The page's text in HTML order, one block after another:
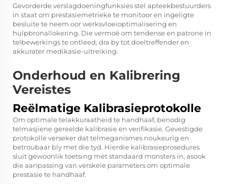
Gevorderde verslagdoeningfunksies stel apteekbestuurders
in staat om prestasiemetrieke te monitoor en ingeligte
besluite te neem oor werksvloeioptimalisering en
hulpbronallokering. Die vermoë om tendense en patrone in
telbewerkings te ontleed, dra by tot doeltreffender en
akkurater medikasie-uitreiking.
Onderhoud en Kalibrering
Vereistes
Reëlmatige Kalibrasieprotokolle
Om optimale telakkuraatheid te handhaaf, benodig
telmasjiene gereelde kalibrasie en verifikasie. Gevestigde
protokolle verseker dat telmeganismes noukeurig en
betroubaar bly met die tyd. Hierdie kalibrasieprosedures
sluit gewoonlik toetsing met standaard monsters in, asook
die aanpassing van verskeie parameters om optimale
prestasie te handhaaf.